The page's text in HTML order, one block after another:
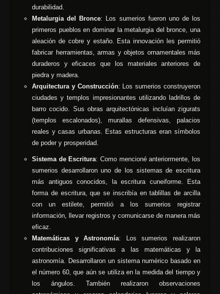
durabilidad.
Metalurgia del Bronce: Los sumerios fueron uno de los
primeros pueblos en dominar la metalurgia del bronce, una
aleación de cobre y estaño. Esta innovación les permitió
fabricar herramientas, armas y objetos ornamentales más
duraderos y eficaces que los materiales anteriores de
piedra y madera.
Arquitectura y Construcción: Los sumerios construyeron
ciudades y templos impresionantes utilizando ladrillos de
barro cocido. Sus obras arquitectónicas incluían zigurats
(templos escalonados), murallas defensivas, palacios
reales y casas urbanas. Estas estructuras eran símbolos
de poder y prosperidad.
Sistema de Escritura: Como mencioné anteriormente, los
sumerios desarrollaron uno de los sistemas de escritura
más antiguos conocidos, la escritura cuneiforme. Esta
forma de escritura, que se inscribía en tablillas de arcilla
con un estilete, permitió a los sumerios registrar
información, llevar registros y comunicarse de manera más
eficaz.
Matemáticas y Astronomía: Los sumerios realizaron
contribuciones significativas a las matemáticas y la
astronomía. Desarrollaron un sistema numérico basado en
el número 60, que aún se utiliza en la medida del tiempo y
los ángulos. También realizaron observaciones